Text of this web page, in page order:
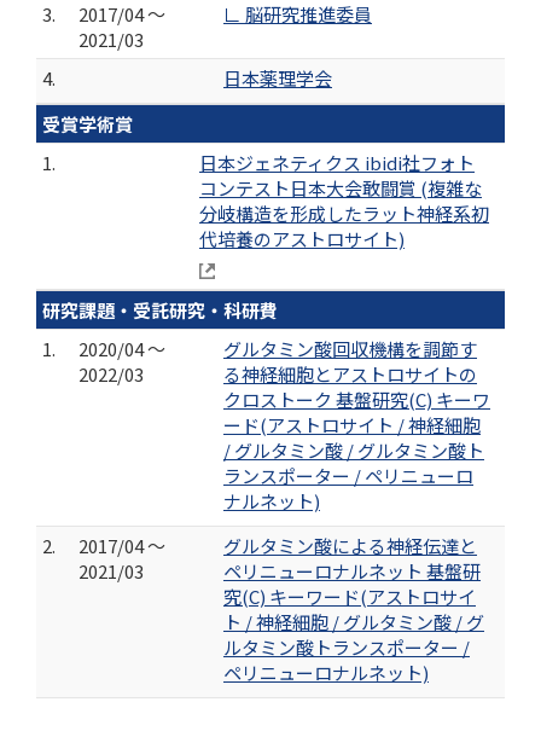
3.
2017/04 ～
2021/03
∟ 脳研究推進委員
4.
日本薬理学会
受賞学術賞
1.
日本ジェネティクス ibidi社フォト
コンテスト日本大会敢闘賞 (複雑な
分岐構造を形成したラット神経系初
代培養のアストロサイト)
研究課題・受託研究・科研費
1.
2020/04 ～
2022/03
グルタミン酸回収機構を調節す
る神経細胞とアストロサイトの
クロストーク 基盤研究(C) キーワ
ード(アストロサイト / 神経細胞
/ グルタミン酸 / グルタミン酸ト
ランスポーター / ペリニューロ
ナルネット)
2.
2017/04 ～
2021/03
グルタミン酸による神経伝達と
ペリニューロナルネット 基盤研
究(C) キーワード(アストロサイ
ト / 神経細胞 / グルタミン酸 / グ
ルタミン酸トランスポーター /
ペリニューロナルネット)